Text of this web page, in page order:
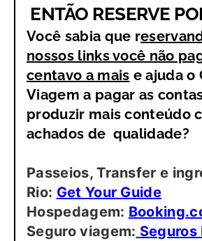
ENTÃO RESERVE
Você sabia que r
nossos links você não
centavo a mais e ajuda o
Viagem a pagar as
produzir mais conteúdo
achados de qualidade?
Passeios, Transfer e
Rio: Get Your Guide
Hospedagem:
Seguro viagem: Seguros